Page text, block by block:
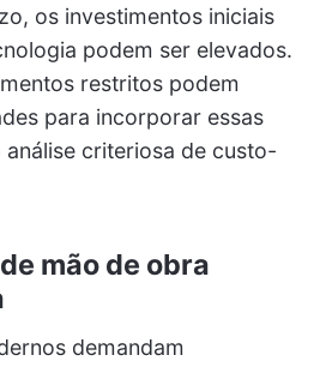
os investimentos iniciais
podem ser elevados.
restritos podem
para incorporar essas
criteriosa de custo-
mão de obra
demandam